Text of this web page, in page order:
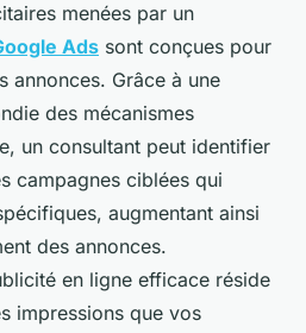
menées par un
Ads sont conçues pour
annonces. Grâce à une
des mécanismes
un consultant peut identifier
campagnes ciblées qui
augmentant ainsi
des annonces.
en ligne efficace réside
impressions que vos